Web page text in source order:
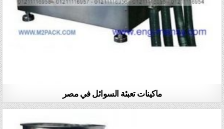
ماكينات تعبئة السوائل في مصر